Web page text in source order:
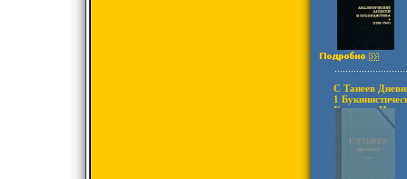
С Танеев
1
Хорошая
Твердый
экз Формат:
инфо 8710s.